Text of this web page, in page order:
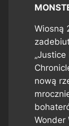
Wiosną
nową
Wonder